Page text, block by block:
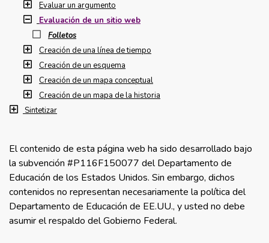
Evaluar un argumento
Evaluación de un sitio web
Folletos
Creación de una línea de tiempo
Creación de un esquema
Creación de un mapa conceptual
Creación de un mapa de la historia
Sintetizar
El contenido de esta página web ha sido desarrollado bajo
la subvención #P116F150077 del Departamento de
Educación de los Estados Unidos. Sin embargo, dichos
contenidos no representan necesariamente la política del
Departamento de Educación de EE.UU., y usted no debe
asumir el respaldo del Gobierno Federal.